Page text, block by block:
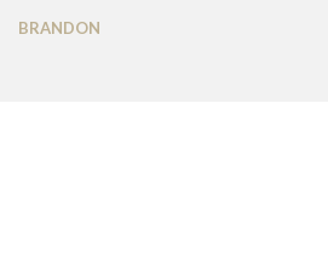
NOUS CONTACTER
BRANDON